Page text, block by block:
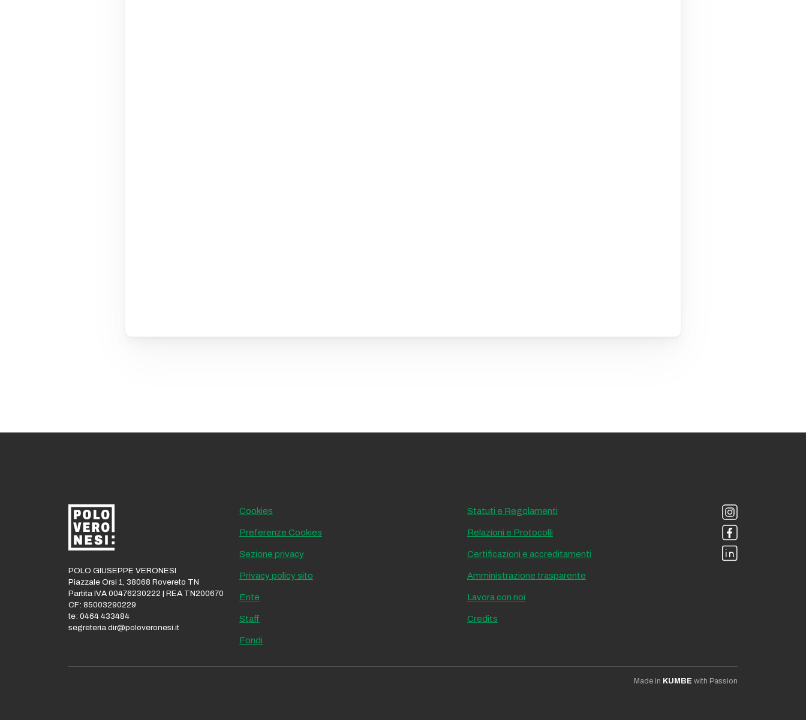
POLO GIUSEPPE VERONESI
Piazzale Orsi 1, 38068 Rovereto TN
Partita IVA 00476230222 | REA TN200670
CF: 85003290229
te: 0464 433484
segreteria.dir@poloveronesi.it
Cookies
Preferenze Cookies
Sezione privacy
Privacy policy sito
Ente
Staff
Fondi
Statuti e Regolamenti
Relazioni e Protocolli
Certificazioni e accreditamenti
Amministrazione trasparente
Lavora con noi
Credits
Made in KUMBE with Passion